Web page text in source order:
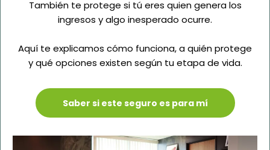
También te protege si tú eres quien genera los
ingresos y algo inesperado ocurre.
Aquí te explicamos cómo funciona, a quién protege
y qué opciones existen según tu etapa de vida.
Saber si este seguro es para mí